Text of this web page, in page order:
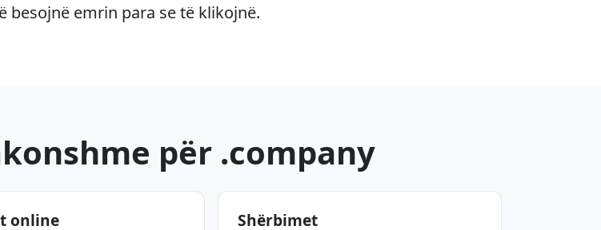
besojnë emrin para se të klikojnë.
për .company
online Shërbimet